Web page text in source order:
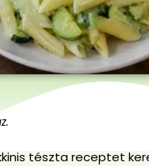
tészta receptet